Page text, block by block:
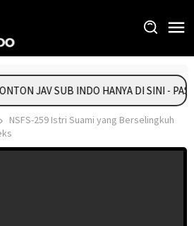
JAV SUB INDO HANYA DI SINI -
NSFS-259 Istri Suami yang Berselingkuh